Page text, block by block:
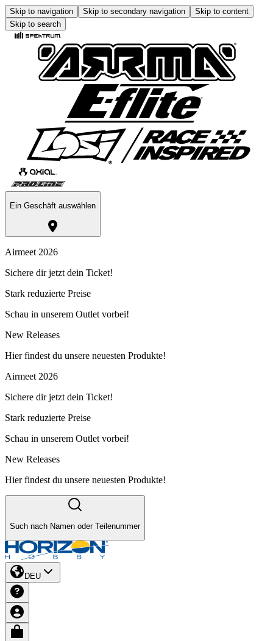
Skip to navigation Skip to secondary navigation
Skip to content
Skip to search
Ein Geschäft auswählen
Airmeet 2026
Sichere dir jetzt dein Ticket!
Stark reduzierte Preise
Schau in unserem Outlet vorbei!
New Releases
Hier findest du unsere neuesten Produkte!
Airmeet 2026
Sichere dir jetzt dein Ticket!
Stark reduzierte Preise
Schau in unserem Outlet vorbei!
New Releases
Hier findest du unsere neuesten Produkte!
Such nach Namen oder Teilenummer
DEU